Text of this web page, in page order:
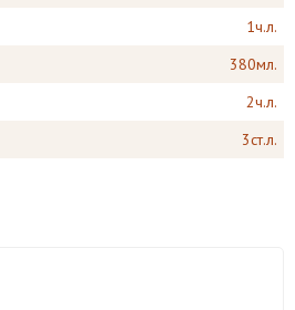
1ч.л.
380мл.
2ч.л.
3ст.л.